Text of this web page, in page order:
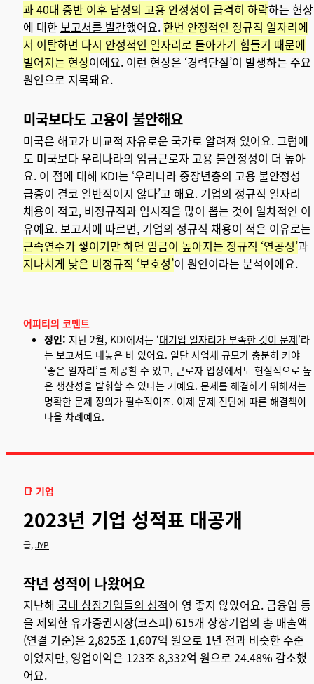
과 40대 중반 이후 남성의 고용 안정성이 급격히 하락하는 현상
에 대한 보고서를 발간했어요.한번 안정적인 정규직 일자리에
서 이탈하면 다시 안정적인 일자리로 돌아가기 힘들기 때문에
벌어지는 현상이에요. 이런 현상은 ‘경력단절’이 발생하는 주요
원인으로 지목돼요.
미국보다도 고용이 불안해요
미국은 해고가 비교적 자유로운 국가로 알려져 있어요. 그럼에
도 미국보다 우리나라의 임금근로자 고용 불안정성이 더 높아
요. 이 점에 대해 KDI는 ‘우리나라 중장년층의 고용 불안정성
급증이 결코 일반적이지 않다’고 해요. 기업의 정규직 일자리
채용이 적고, 비정규직과 임시직을 많이 뽑는 것이 일차적인 이
유예요. 보고서에 따르면, 기업의 정규직 채용이 적은 이유로는
근속연수가 쌓이기만 하면 임금이 높아지는 정규직 ‘연공성’과
지나치게 낮은 비정규직 ‘보호성’이 원인이라는 분석이에요.
어피티의 코멘트
정인: 지난 2월, KDI에서는 ‘대기업 일자리가 부족한 것이 문제’라
는 보고서도 내놓은 바 있어요. 일단 사업체 규모가 충분히 커야
‘좋은 일자리’를 제공할 수 있고, 근로자 입장에서도 현실적으로 높
은 생산성을 발휘할 수 있다는 거예요. 문제를 해결하기 위해서는
명확한 문제 정의가 필수적이죠. 이제 문제 진단에 따른 해결책이
나올 차례예요.
📑 기업
2023년 기업 성적표 대공개
글,JYP
작년 성적이 나왔어요
지난해 국내 상장기업들의 성적이 영 좋지 않았어요. 금융업 등
을 제외한 유가증권시장(코스피) 615개 상장기업의 총 매출액
(연결 기준)은 2,825조 1,607억 원으로 1년 전과 비슷한 수준
이었지만, 영업이익은 123조 8,332억 원으로 24.48% 감소했
어요.